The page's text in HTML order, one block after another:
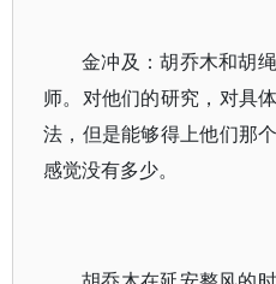
金冲及：胡乔木和胡
师。对他们的研究，对具
法，但是能够得上他们那
感觉没有多少。